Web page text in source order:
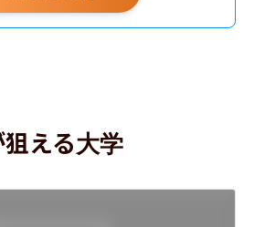
社会教育コース 家政教育系
身体教育コース 音楽教育系
える大学